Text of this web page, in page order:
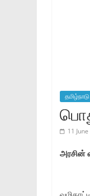
தமிழ்நாடு
11
அரசின்